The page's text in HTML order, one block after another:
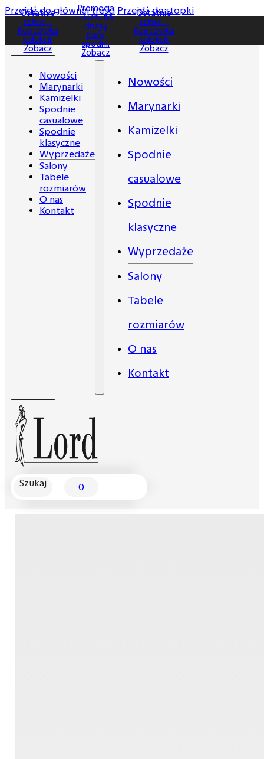
Przejdź do głównej treści Przejdź do stopki
Promocja
-30% na
drugą
parę
spodni.
Zobacz
Ostatnie
sztuki -
Końcówka
kolekcji.
Zobacz
Promocja
-30% na
drugą
parę
spodni.
Zobacz
Ostatnie
Zobacz
Nowości
Marynarki
Kamizelki
Spodnie
casualowe
Spodnie
klasyczne
Wyprzedaże
Salony
Tabele
rozmiarów
O nas
Kontakt
Nowości
Marynarki
Kamizelki
Spodnie
casualowe
Spodnie
klasyczne
Wyprzedaże
Salony
Tabele
rozmiarów
O nas
Kontakt
Szukaj 0